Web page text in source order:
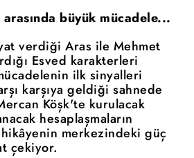
büyük mücadele...
verdiği Aras ile Mehmet
Esved karakterleri
ilk sinyalleri
karşıya geldiği sahnede
Köşk'te kurulacak
hesaplaşmaların
merkezindeki güç
çekiyor.